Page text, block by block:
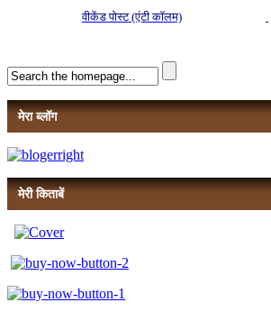
वीकेंड पोस्ट (एंटी कॉलम)
मेरा ब्लॉग
मेरी किताबें